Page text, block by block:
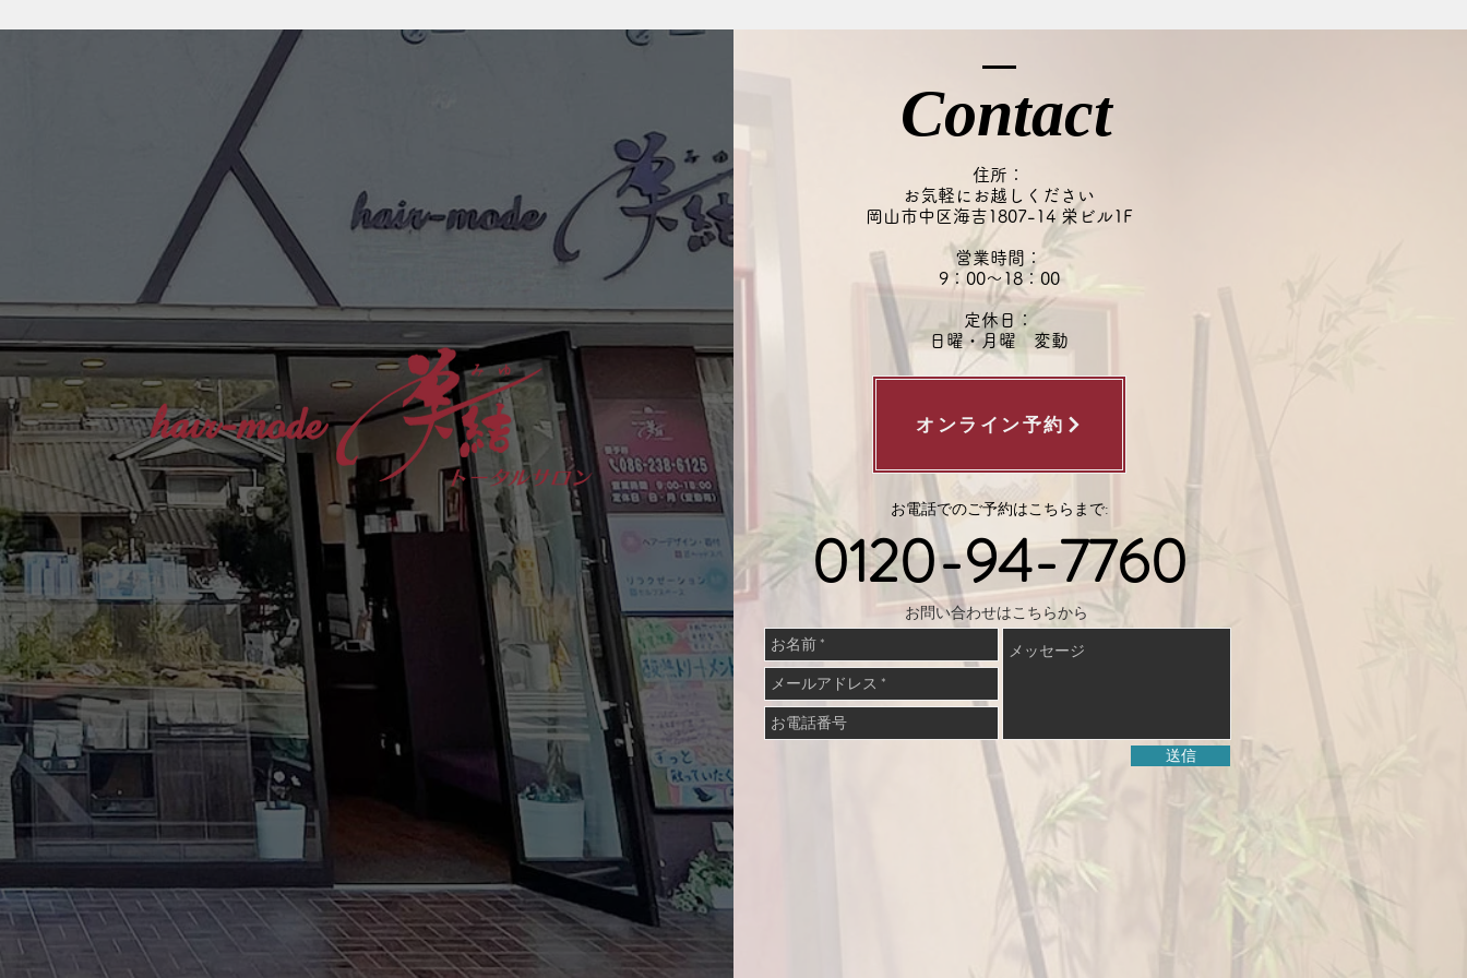
ら、ヘアケアやスキンケアの成分
を見るのが好きです。 メーカー
さんやディーラーさんのお話も参
考にしますが、「なるほど」で終
わらせず、自分でも確かめて納得
したいタイプ。 気になることは
成分を調べたり、自分の髪で試し
たりして、日々「答えあわせ」を
剰分泌につながることも…。
合もあります。 この季節は、頭
皮を清潔に保ちつつ、必要なうる
おいは残すケアが大切です◎ 夏
の頭皮ケアやヘッドスパも、お気
と、頭皮に負担をかけてしまうこ
おすすめです◎ 清潔な頭皮環境
を保つことは、健やかな髪を育て
る第一歩です。 忙しい日もある
と思いますが、できる日はぜひ夜
のシャンプーを心がけてみてくだ
さい
Contact
住所：
お気軽にお越しください
岡山市中区海吉1807-14 栄ビル1F
営業時間：
9：00～18：00
​定休日：
日曜・月曜 変動
オンライン予約
お電話でのご予約はこちらまで:
0120-94-7760
お問い合わせはこちらから
送信